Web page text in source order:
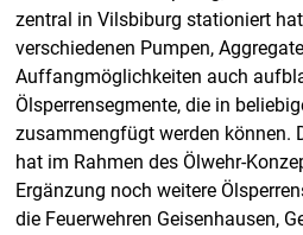
zentral in Vilsbiburg stationiert
verschiedenen Pumpen,
Auffangmöglichkeiten auch
Ölsperrensegmente, die in
zusammengfügt werden können.
hat im Rahmen des Ölwehr-
Ergänzung noch weitere
die Feuerwehren Geisenhausen,